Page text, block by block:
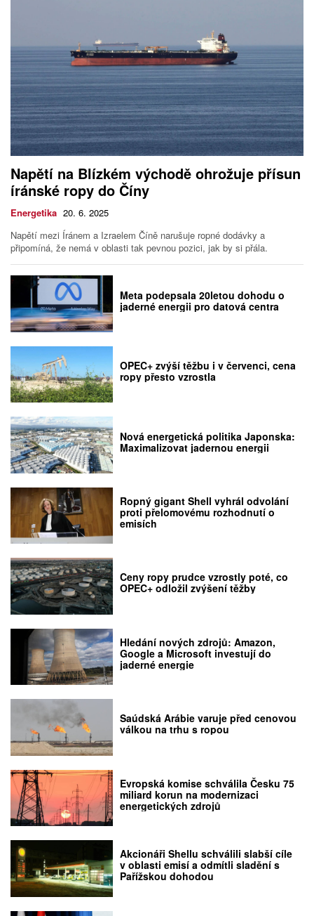
Napětí na Blízkém východě ohrožuje přísun
íránské ropy do Číny
Energetika 20. 6. 2025
Napětí mezi Íránem a Izraelem Číně narušuje ropné dodávky a
připomíná, že nemá v oblasti tak pevnou pozici, jak by si přála.
Meta podepsala 20letou dohodu o
jaderné energii pro datová centra
OPEC+ zvýší těžbu i v červenci, cena
ropy přesto vzrostla
Nová energetická politika Japonska:
Maximalizovat jadernou energii
Ropný gigant Shell vyhrál odvolání
proti přelomovému rozhodnutí o
emisích
Ceny ropy prudce vzrostly poté, co
OPEC+ odložil zvýšení těžby
Hledání nových zdrojů: Amazon,
Google a Microsoft investují do
jaderné energie
Saúdská Arábie varuje před cenovou
válkou na trhu s ropou
Evropská komise schválila Česku 75
miliard korun na modernizaci
energetických zdrojů
Akcionáři Shellu schválili slabší cíle
v oblasti emisí a odmítli sladění s
Pařížskou dohodou